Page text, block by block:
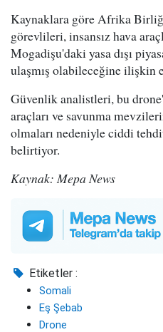
Kaynaklara göre Afrika
görevlileri, insansız hava
Mogadişu'daki yasa dışı
ulaşmış olabileceğine ilişkin
Güvenlik analistleri, bu
araçları ve savunma
olmaları nedeniyle ciddi
belirtiyor.
Kaynak: Mepa News
Etiketler :
Somali
Eş Şebab
Drone